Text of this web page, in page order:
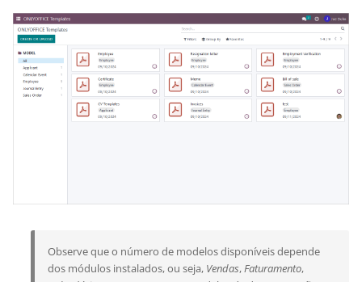
Observe que o número de modelos disponíveis depende
dos módulos instalados, ou seja, Vendas,Faturamento,